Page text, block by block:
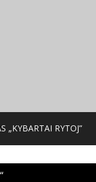
„KYBARTAI RYTOJ”